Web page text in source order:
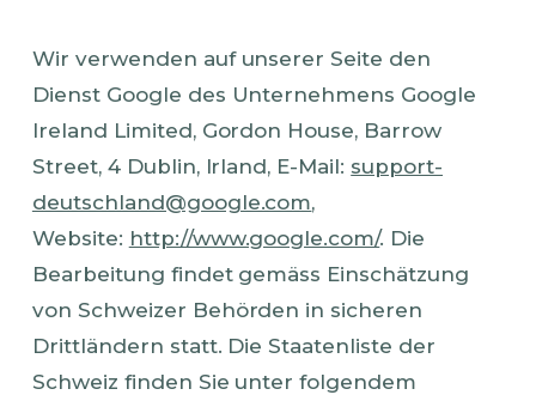
Wir verwenden auf unserer Seite den
Dienst Google des Unternehmens Google
Ireland Limited, Gordon House, Barrow
Street, 4 Dublin, Irland, E-Mail: support-
deutschland@google.com,
Website: http://www.google.com/. Die
Bearbeitung findet gemäss Einschätzung
von Schweizer Behörden in sicheren
Drittländern statt. Die Staatenliste der
Schweiz finden Sie unter folgendem